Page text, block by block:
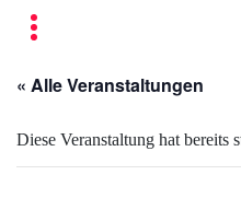
« Alle Veranstaltungen
Diese Veranstaltung hat bereits